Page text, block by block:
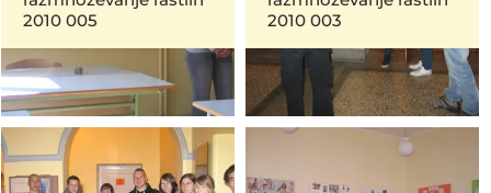
2010 005
2010 003